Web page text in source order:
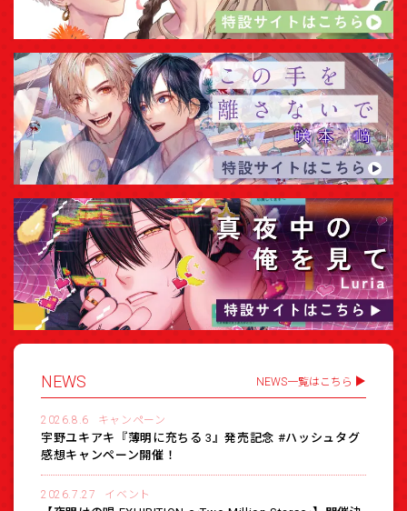
NEWS NEWS一覧はこちら
2026.8.6 キャンペーン
宇野ユキアキ『薄明に充ちる 3』発売記念 #ハッシュタグ
感想キャンペーン開催！
2026.7.27 イベント